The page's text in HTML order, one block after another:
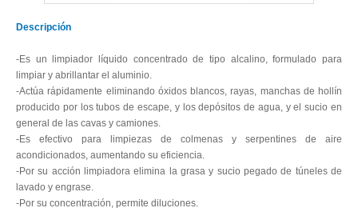
Descripción
-Es un limpiador líquido concentrado de tipo alcalino, formulado para
limpiar y abrillantar el aluminio.
-Actúa rápidamente eliminando óxidos blancos, rayas, manchas de hollín
producido por los tubos de escape, y los depósitos de agua, y el sucio en
general de las cavas y camiones.
-Es efectivo para limpiezas de colmenas y serpentines de aire
acondicionados, aumentando su eficiencia.
-Por su acción limpiadora elimina la grasa y sucio pegado de túneles de
lavado y engrase.
-Por su concentración, permite diluciones.